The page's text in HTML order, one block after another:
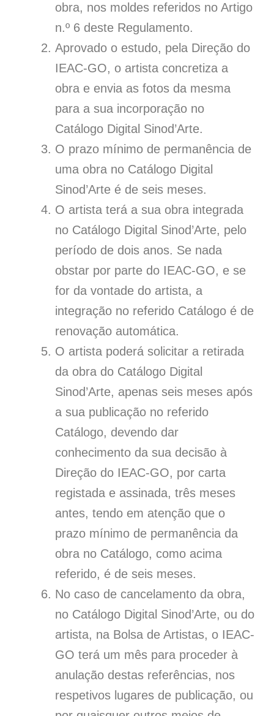
obra, nos moldes referidos no Artigo
n.º 6 deste Regulamento.
Aprovado o estudo, pela Direção do
IEAC-GO, o artista concretiza a
obra e envia as fotos da mesma
para a sua incorporação no
Catálogo Digital Sinod’Arte.
O prazo mínimo de permanência de
uma obra no Catálogo Digital
Sinod’Arte é de seis meses.
O artista terá a sua obra integrada
no Catálogo Digital Sinod’Arte, pelo
período de dois anos. Se nada
obstar por parte do IEAC-GO, e se
for da vontade do artista, a
integração no referido Catálogo é de
renovação automática.
O artista poderá solicitar a retirada
da obra do Catálogo Digital
Sinod’Arte, apenas seis meses após
a sua publicação no referido
Catálogo, devendo dar
conhecimento da sua decisão à
Direção do IEAC-GO, por carta
registada e assinada, três meses
antes, tendo em atenção que o
prazo mínimo de permanência da
obra no Catálogo, como acima
referido, é de seis meses.
No caso de cancelamento da obra,
no Catálogo Digital Sinod’Arte, ou do
artista, na Bolsa de Artistas, o IEAC-
GO terá um mês para proceder à
anulação destas referências, nos
respetivos lugares de publicação, ou